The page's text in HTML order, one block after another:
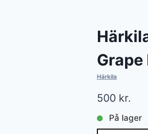
Grape
Härkila
500 kr.
På lager